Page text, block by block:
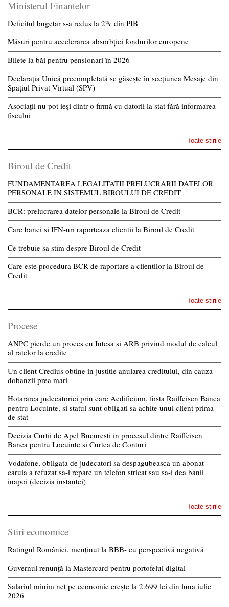
Ministerul Finantelor
Deficitul bugetar s-a redus la 2% din PIB
Măsuri pentru accelerarea absorbției fondurilor europene
Bilete la băi pentru pensionari în 2026
Declarația Unică precompletată se găsește în secțiunea Mesaje din
Spațiul Privat Virtual (SPV)
Asociații nu pot ieși dintr-o firmă cu datorii la stat fără informarea
fiscului
Toate stirile
Biroul de Credit
FUNDAMENTAREA LEGALITATII PRELUCRARII DATELOR
PERSONALE IN SISTEMUL BIROULUI DE CREDIT
BCR: prelucrarea datelor personale la Biroul de Credit
Care banci si IFN-uri raporteaza clientii la Biroul de Credit
Ce trebuie sa stim despre Biroul de Credit
Care este procedura BCR de raportare a clientilor la Biroul de
Credit
Toate stirile
Procese
ANPC pierde un proces cu Intesa si ARB privind modul de calcul
al ratelor la credite
Un client Credius obtine in justitie anularea creditului, din cauza
dobanzii prea mari
Hotararea judecatoriei prin care Aedificium, fosta Raiffeisen Banca
pentru Locuinte, si statul sunt obligati sa achite unui client prima
de stat
Decizia Curtii de Apel Bucuresti in procesul dintre Raiffeisen
Banca pentru Locuinte si Curtea de Conturi
Vodafone, obligata de judecatori sa despagubeasca un abonat
caruia a refuzat sa-i repare un telefon stricat sau sa-i dea banii
inapoi (decizia instantei)
Toate stirile
Stiri economice
Ratingul României, menținut la BBB- cu perspectivă negativă
Guvernul renunță la Mastercard pentru portofelul digital
Salariul minim net pe economie crește la 2.699 lei din luna iulie
2026